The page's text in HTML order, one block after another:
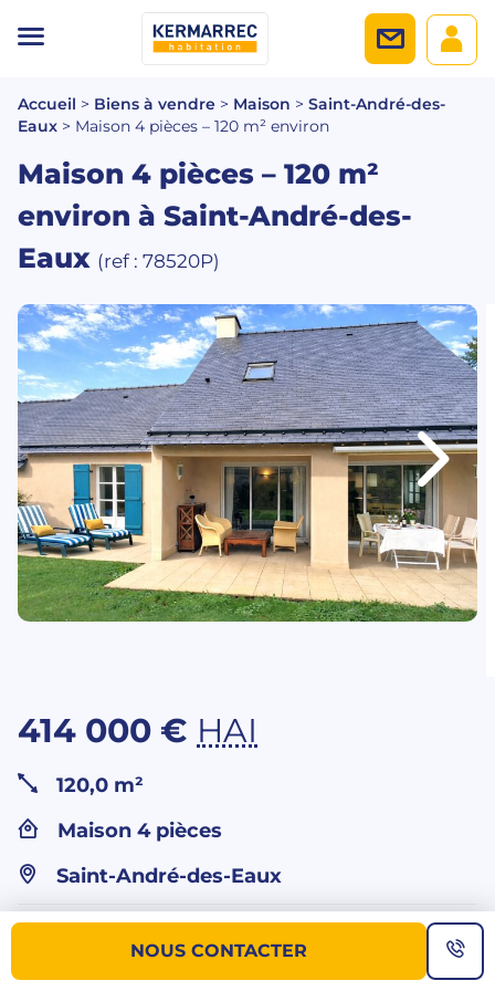
Accueil > Biens à vendre > Maison > Saint-André-des-
Eaux > Maison 4 pièces – 120 m² environ
Maison 4 pièces – 120 m²
environ à Saint-André-des-
Eaux (ref : 78520P)
414 000 € HAI
120,0 m²
Maison 4 pièces
Saint-André-des-Eaux
plus d’informations sur ce bien ?
NOUS CONTACTER